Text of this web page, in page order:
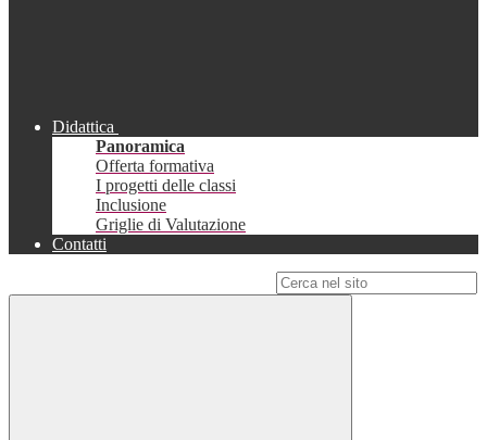
Didattica
Panoramica
Offerta formativa
I progetti delle classi
Inclusione
Griglie di Valutazione
Contatti